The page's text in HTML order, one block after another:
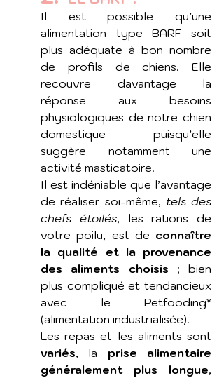
Il est possible qu’une
alimentation type BARF soit
plus adéquate à bon nombre
de profils de chiens. Elle
recouvre davantage la
réponse aux besoins
physiologiques de notre chien
domestique puisqu’elle
suggère notamment une
activité masticatoire.
Il est indéniable que l’avantage
de réaliser soi-même, tels des
chefs étoilés, les rations de
votre poilu, est de connaître
la qualité et la provenance
des aliments choisis ; bien
plus compliqué et tendancieux
avec le Petfooding*
(alimentation industrialisée).
Les repas et les aliments sont
variés, la prise alimentaire
généralement plus longue,